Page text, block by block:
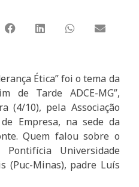
Ética” foi o tema da
de Tarde ADCE-MG”,
(4/10), pela Associação
Empresa, na sede da
Quem falou sobre o
Universidade
(Puc-Minas), padre Luís